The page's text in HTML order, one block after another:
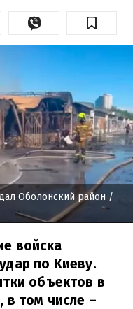
Оболонский район /
войска
по Киеву.
объектов в
в том числе –